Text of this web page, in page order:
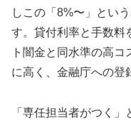
しこの「8%〜」とい
す。貸付利率と手数料
ト闇金と同水準の高
に高く、金融庁への登
「専任担当者がつく